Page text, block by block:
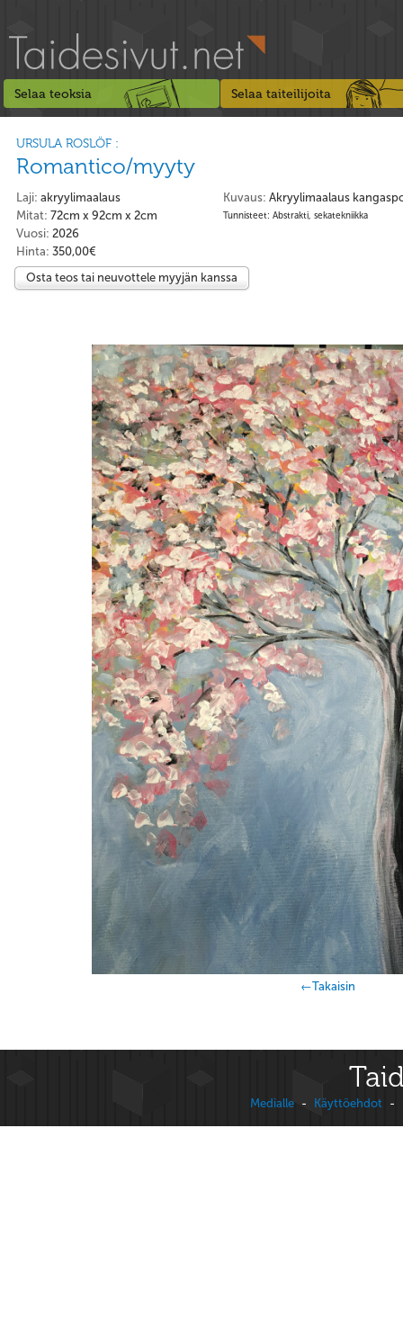
Selaa teoksia Selaa taiteilijoita
URSULA ROSLÖF :
Romantico/myyty
Kuvaus: Akryylimaalaus
Tunnisteet: Abstrakti, sekatekniikka
Laji: akryylimaalaus
Mitat: 72cm x 92cm x 2cm
Vuosi: 2026
Hinta: 350,00€
Osta teos tai neuvottele myyjän kanssa
←Takaisin
Medialle - Käyttöehdot -